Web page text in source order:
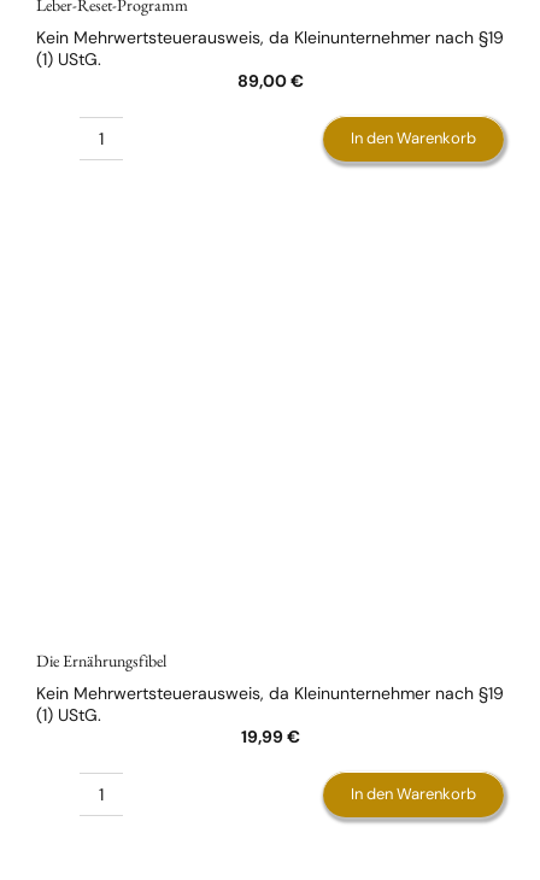
Leber-Reset-Programm
89,00€
Kein Mehrwertsteuerausweis, da Kleinunternehmer nach §19
(1) UStG.
Leber-
In den Warenkorb
Die Ernährungsfibel
19,99€
Kein Mehrwertsteuerausweis, da Kleinunternehmer nach §19
(1) UStG.
Die
In den Warenkorb